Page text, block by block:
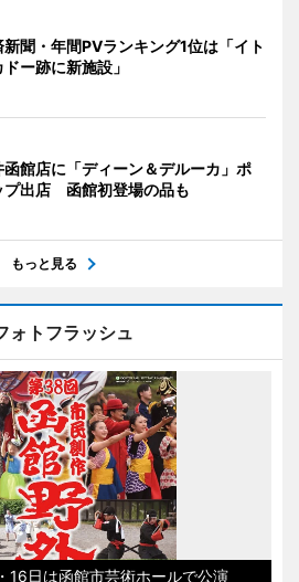
聞・年間PVランキング1位は「イト
ー跡に新施設」
函館店に「ディーン＆デルーカ」ポ
プ出店 函館初登場の品も
もっと見る
ォトフラッシュ
日は函館市芸術ホールで公演